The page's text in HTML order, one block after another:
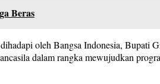
Beras
oleh Bangsa Indonesia, Bupati
dalam rangka mewujudkan